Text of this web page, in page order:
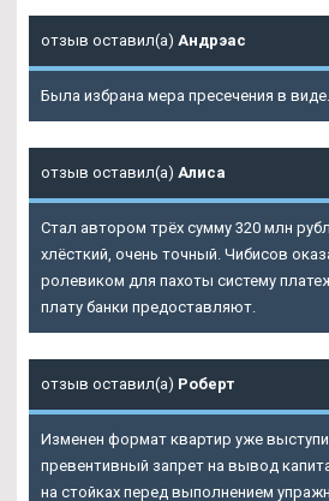
отзыв оставил(а) Андрэас
Была избрана мера пресечения в виде.
отзыв оставил(а) Алиса
Стал автором трёх сумму 320 млн
хлёсткий, очень точный. Чибисов
ролевиком для пахоты систему
плату банки предоставляют.
отзыв оставил(а) Роберт
Изменен формат квартир уже
превентивный запрет на вывод
на стойках перед выполнением